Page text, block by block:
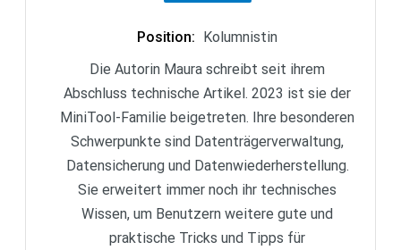
Position:
Kolumnistin
Die Autorin Maura schreibt seit ihrem
Abschluss technische Artikel. 2023 ist sie der
MiniTool-Familie beigetreten. Ihre besonderen
Schwerpunkte sind Datenträgerverwaltung,
Datensicherung und Datenwiederherstellung.
Sie erweitert immer noch ihr technisches
Wissen, um Benutzern weitere gute und
praktische Tricks und Tipps für